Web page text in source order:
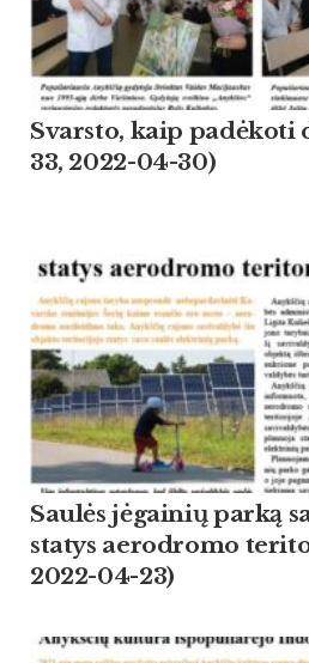
Svarsto, kaip padėkoti
33, 2022-04-30)
Saulės jėgainių parką
statys aerodromo
2022-04-23)